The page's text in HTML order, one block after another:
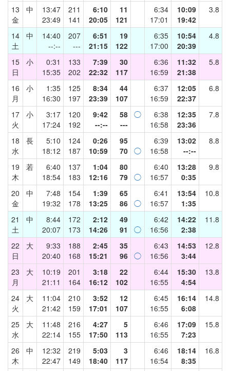
13
金
中
13:47
23:49
211
141
6:10
20:05
11
121
6:34
17:01
10:09
19:42
3.8
14
土
中
14:40
--:--
207
---
6:51
21:15
19
122
6:35
17:00
10:54
20:39
4.8
15
日
小
0:31
15:35
133
202
7:39
22:32
30
117
6:36
16:59
11:32
21:38
5.8
16
月
小
1:35
16:30
125
197
8:34
23:39
44
107
6:37
16:59
12:05
22:37
6.8
17
火
小
3:17
17:24
120
192
9:42
--:--
58
---
◯
6:38
16:58
12:35
23:36
7.8
18
水
長
5:10
18:12
124
187
0:26
10:59
95
70 ◯
6:39
16:58
13:02
--:--
8.8
19
木
若
6:40
18:54
137
183
1:04
12:16
80
79 ◯
6:40
16:57
13:28
0:35
9.8
20
金
中
7:48
19:32
154
178
1:39
13:25
65
86 ◯
6:41
16:57
13:54
1:35
10.8
21
土
中
8:44
20:07
172
173
2:12
14:26
49
91
◯
6:42
16:56
14:22
2:38
11.8
22
日
大
9:33
20:40
188
168
2:45
15:21
35
96 ◯
6:43
16:56
14:53
3:44
12.8
23
月
大
10:19
21:11
201
164
3:18
16:12
22
102
6:44
16:55
15:30
4:54
13.8
24
火
大
11:04
21:42
210
159
3:52
17:01
12
107
6:45
16:55
16:14
6:08
14.8
25
水
大
11:48
22:14
216
155
4:27
17:50
5
113
6:46
16:55
17:09
7:23
15.8
26
木
中
12:32
22:47
219
149
5:03
18:40
3
117
6:46
16:54
18:14
8:35
16.8